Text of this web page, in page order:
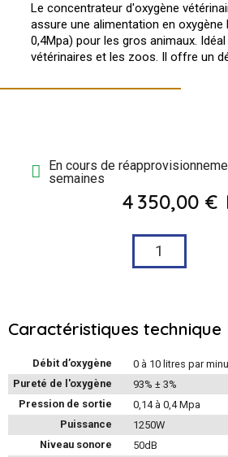
Le concentrateur d'oxygène
assure une alimentation en oxygène
0,4Mpa) pour les gros animaux.
vétérinaires et les zoos. Il offre un
En cours de
semaines
4 350,00 €
Caractéristiques technique
Débit d’oxygène
0 à 10 litres par
Pureté de l'oxygène
93% ± 3%
Pression de sortie
0,14 à 0,4 Mpa
Puissance
1250W
Niveau sonore
50dB